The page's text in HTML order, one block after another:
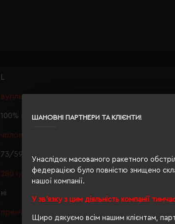
ШАНОВНІ ПАРТНЕРИ ТА КЛІЄНТИ!
Унаслідок масованого ракетного
федерацією було повністю знищено
нашої компанії.
У зв'язку з цим діяльність компанії
Щиро дякуємо всім нашим клієнтам,
вугільно-сірий
100% перероблений поліестер
чоловіча
73/59
280 г/м²
ні
прямий